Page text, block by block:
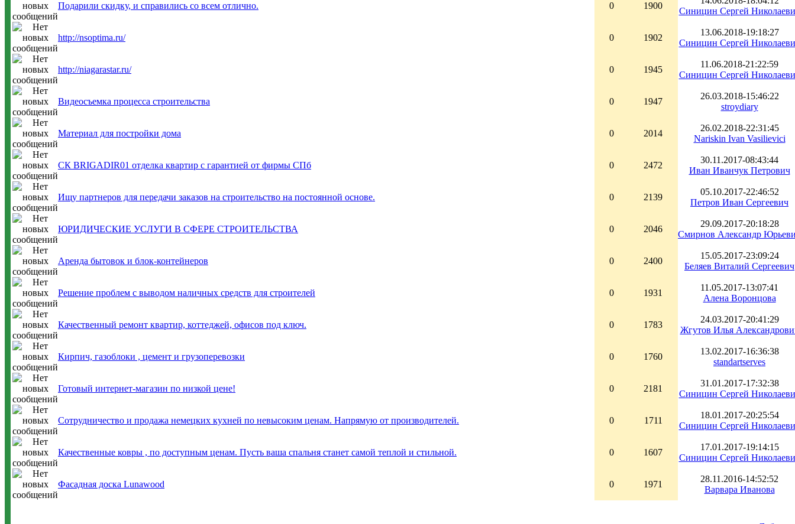
Подарили скидку, и справились со всем отлично. 0 1900
Синицин Сергей
http://nsoptima.ru/ 0 1902
13.06.2018-19:18:27
Синицин Сергей
http://niagarastar.ru/ 0 1945
11.06.2018-21:22:59
Синицин Сергей
Видеосъемка процесса строительства 0 1947
26.03.2018-15:46:22
stroydiary
Материал для постройки дома 0 2014
26.02.2018-22:31:45
Nariskin Ivan Vasilievici
СК BRIGADIR01 отделка квартир с гарантией от фирмы СПб 0 2472
30.11.2017-08:43:44
Иван Иванчук Петрович
Ищу партнеров для передачи заказов на строительство на постоянной основе. 0 2139
05.10.2017-22:46:52
Петров Иван Сергеевич
ЮРИДИЧЕСКИЕ УСЛУГИ В СФЕРЕ СТРОИТЕЛЬСТВА 0 2046
29.09.2017-20:18:28
Смирнов Александр
Аренда бытовок и блок-контейнеров 0 2400
15.05.2017-23:09:24
Беляев Виталий Сергеевич
Решение проблем с выводом наличных средств для строителей 0 1931
11.05.2017-13:07:41
Алена Воронцова
Качественный ремонт квартир, коттеджей, офисов под ключ. 0 1783
24.03.2017-20:41:29
Жгутов Илья
Кирпич, газоблоки , цемент и грузоперевозки 0 1760
13.02.2017-16:36:38
standartserves
Готовый интернет-магазин по низкой цене! 0 2181
31.01.2017-17:32:38
Синицин Сергей
Сотрудничество и продажа немецких кухней по невысоким ценам. Напрямую от производителей. 0 1711
18.01.2017-20:25:54
Синицин Сергей
Качественные ковры , по доступным ценам. Пусть ваша спальня станет самой теплой и стильной. 0 1607
17.01.2017-19:14:15
Синицин Сергей
Фасадная доска Lunawood 0 1971
28.11.2016-14:52:52
Варвара Иванова